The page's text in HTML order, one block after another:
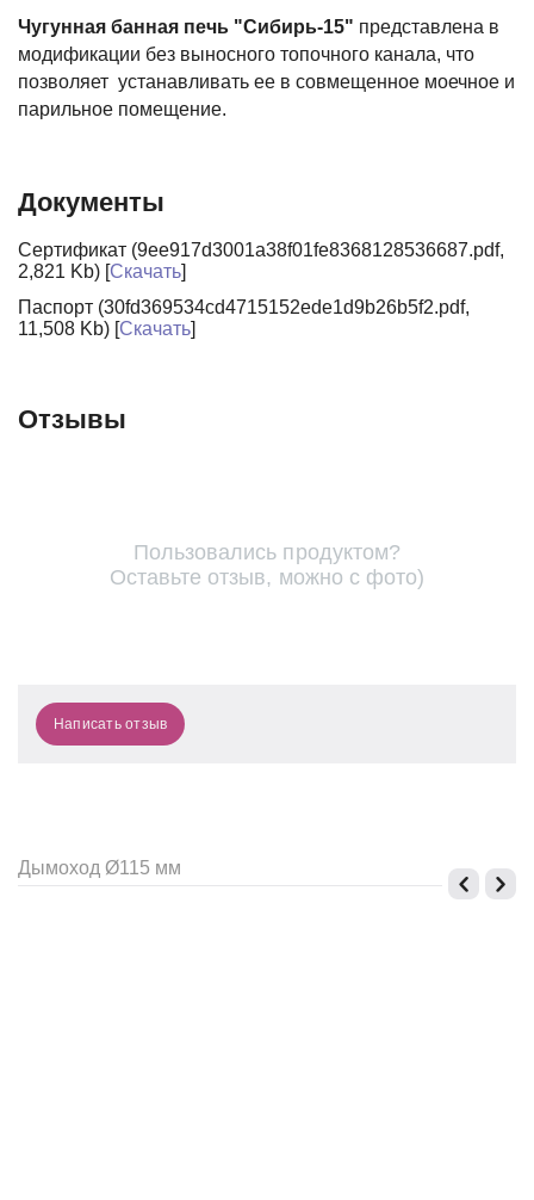
Чугунная банная печь "Сибирь-15" представлена в
модификации без выносного топочного канала, что
позволяет устанавливать ее в совмещенное моечное и
парильное помещение.
Документы
Сертификат (9ee917d3001a38f01fe8368128536687.pdf,
2,821 Kb) [Скачать]
Паспорт (30fd369534cd4715152ede1d9b26b5f2.pdf,
11,508 Kb) [Скачать]
Отзывы
Пользовались продуктом?
Оставьте отзыв, можно с фото)
Написать отзыв
Дымоход Ø115 мм